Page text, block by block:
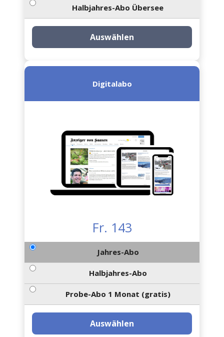
Halbjahres-Abo Übersee
Auswählen
Digitalabo
Fr. 143
Jahres-Abo
Halbjahres-Abo
Probe-Abo 1 Monat (gratis)
Auswählen